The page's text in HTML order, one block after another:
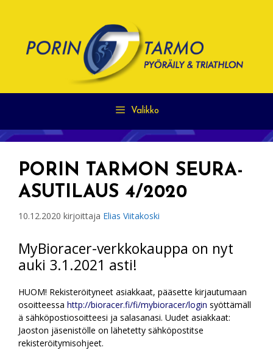
Valikko
PORIN TARMON SEURA-
ASUTILAUS 4/2020
10.12.2020 kirjoittaja Elias Viitakoski
MyBioracer-verkkokauppa on nyt
auki 3.1.2021 asti!
HUOM! Rekisteröityneet asiakkaat, pääsette kirjautumaan
osoitteessa http://bioracer.fi/fi/mybioracer/login syöttämäll
ä sähköpostiosoitteesi ja salasanasi. Uudet asiakkaat:
Jaoston jäsenistölle on lähetetty sähköpostitse
rekisteröitymisohjeet.